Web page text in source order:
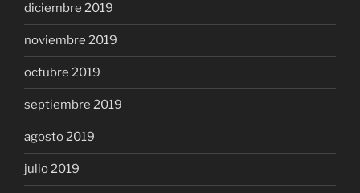
diciembre 2019
noviembre 2019
octubre 2019
septiembre 2019
agosto 2019
julio 2019